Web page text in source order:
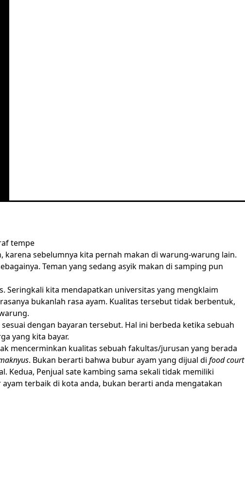
tempe
karena sebelumnya kita pernah makan di warung-warung lain.
Teman yang sedang asyik makan di samping pun
Seringkali kita mendapatkan universitas yang mengklaim
bukanlah rasa ayam. Kualitas tersebut tidak berbentuk,
dengan bayaran tersebut. Hal ini berbeda ketika sebuah
yang kita bayar.
mencerminkan kualitas sebuah fakultas/jurusan yang berada
. Bukan berarti bahwa bubur ayam yang dijual di food court
Kedua, Penjual sate kambing sama sekali tidak memiliki
terbaik di kota anda, bukan berarti anda mengatakan